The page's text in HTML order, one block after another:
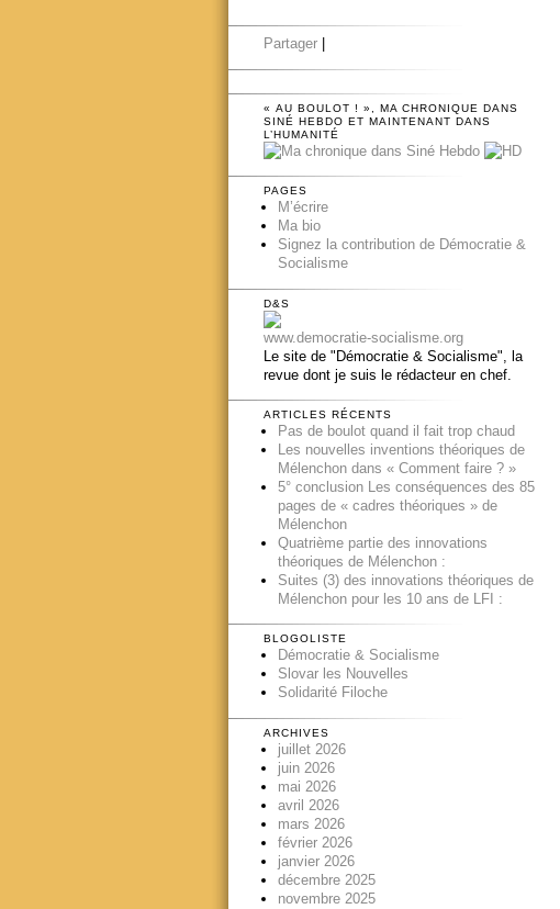
Partager
« AU BOULOT ! », MA CHRONIQUE DANS
SINÉ HEBDO ET MAINTENANT DANS
L’HUMANITÉ
PAGES
M’écrire
Ma bio
Signez la contribution de Démocratie &
Socialisme
D&S
www.democratie-socialisme.org
Le site de "Démocratie & Socialisme", la
revue dont je suis le rédacteur en chef.
ARTICLES RÉCENTS
Pas de boulot quand il fait trop chaud
Les nouvelles inventions théoriques de
Mélenchon dans « Comment faire ? »
5° conclusion Les conséquences des 85
pages de « cadres théoriques » de
Mélenchon
Quatrième partie des innovations
théoriques de Mélenchon :
Suites (3) des innovations théoriques de
Mélenchon pour les 10 ans de LFI :
BLOGOLISTE
Démocratie & Socialisme
Slovar les Nouvelles
Solidarité Filoche
ARCHIVES
juillet 2026
juin 2026
mai 2026
avril 2026
mars 2026
février 2026
janvier 2026
décembre 2025
novembre 2025